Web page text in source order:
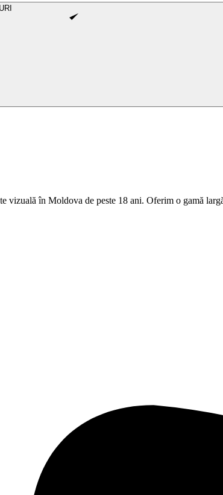
vizuală în Moldova de peste 18 ani. Oferim o gamă